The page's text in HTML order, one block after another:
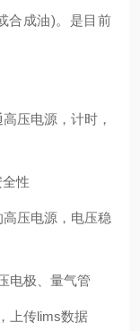
合成油)。是目前
压电源，计时，
性
压电源，电压稳
电极、量气管
上传lims数据